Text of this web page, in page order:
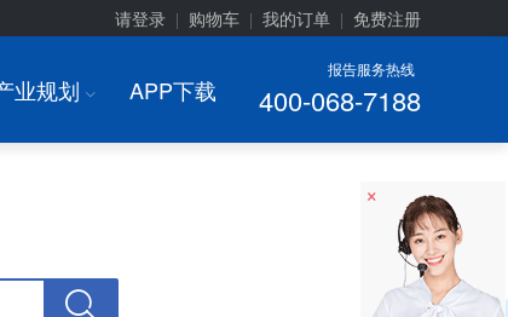
请登录 购物车 我的订单 免费注册
报告服务热线
400-068-7188
业规划 I APP下载
×